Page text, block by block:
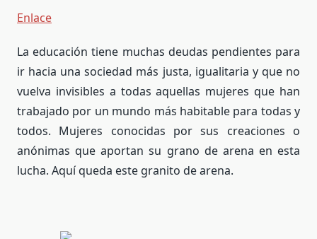
Enlace
La educación tiene muchas deudas pendientes para
ir hacia una sociedad más justa, igualitaria y que no
vuelva invisibles a todas aquellas mujeres que han
trabajado por un mundo más habitable para todas y
todos. Mujeres conocidas por sus creaciones o
anónimas que aportan su grano de arena en esta
lucha. Aquí queda este granito de arena.